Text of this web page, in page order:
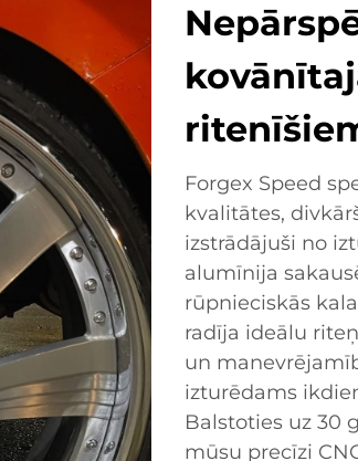
Forgex Speed
kvalitātes,
izstrādājuši no
alumīnija
rūpnieciskās
radīja ideālu
un
izturēdams
Balstoties uz 30
mūsu precīzi